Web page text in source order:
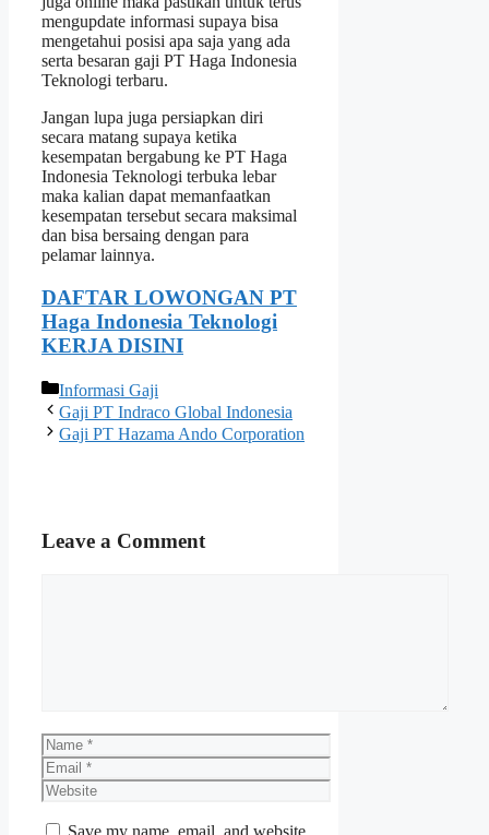
mengupdate informasi supaya bisa
mengetahui posisi apa saja yang ada
serta besaran gaji PT Haga Indonesia
Teknologi terbaru.
Jangan lupa juga persiapkan diri
secara matang supaya ketika
kesempatan bergabung ke PT Haga
Indonesia Teknologi terbuka lebar
maka kalian dapat memanfaatkan
kesempatan tersebut secara maksimal
dan bisa bersaing dengan para
pelamar lainnya.
DAFTAR LOWONGAN PT
Haga Indonesia Teknologi
KERJA DISINI
Categories
Informasi Gaji
Gaji PT Indraco Global Indonesia
Gaji PT Hazama Ando Corporation
Leave a Comment
Name
Email
Website